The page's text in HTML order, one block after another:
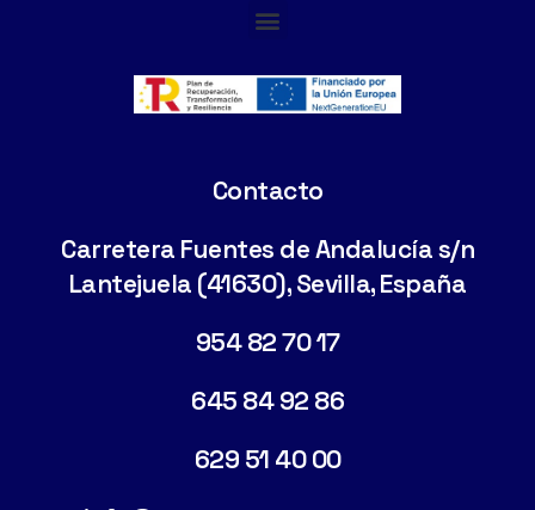
Contacto
Carretera Fuentes de Andalucía s/n
Lantejuela (41630), Sevilla, España
954 82 70 17
645 84 92 86
629 51 40 00